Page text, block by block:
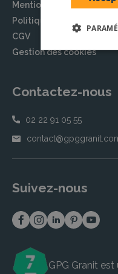
Mentions légales
Politique de
CGV
Gestion des cookies
Contactez-nous
02 22 91 05 55
Suivez-nous
GPG Granit